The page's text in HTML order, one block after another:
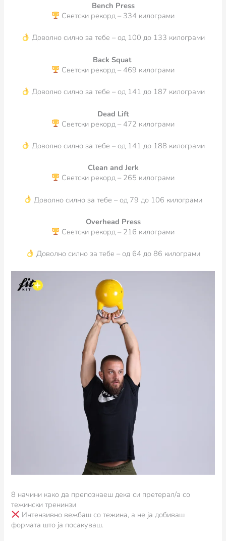
Bench Press
Светски рекорд – 334 килограми
Доволно силно за тебе – од 100 до 133 килограми
Back Squat
Светски рекорд – 469 килограми
Доволно силно за тебе – од 141 до 187 килограми
Dead Lift
Светски рекорд – 472 килограми
Доволно силно за тебе – од 141 до 188 килограми
Clean and Jerk
Светски рекорд – 265 килограми
Доволно силно за тебе – од 79 до 106 килограми
Overhead Press
Светски рекорд – 216 килограми
Доволно силно за тебе – од 64 до 86 килограми
8 начини како да препознаеш дека си претерал/а со
тежински тренинзи
Интензивно вежбаш со тежина, а не ја добиваш
формата што ја посакуваш.